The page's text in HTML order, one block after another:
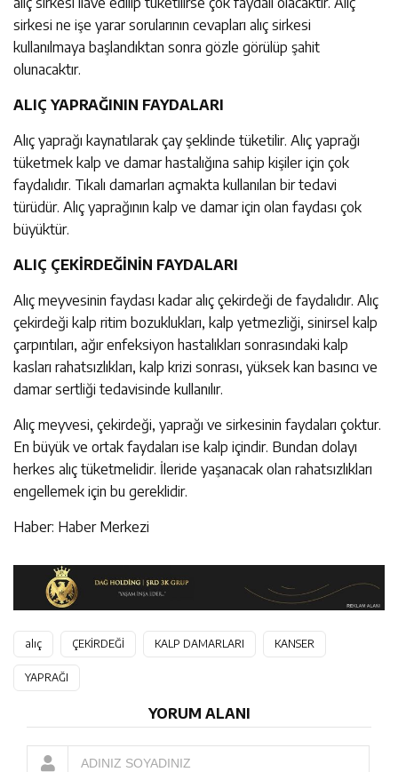
sirkesi ne işe yarar sorularının cevapları alıç sirkesi
kullanılmaya başlandıktan sonra gözle görülüp şahit
olunacaktır.
ALIÇ YAPRAĞININ FAYDALARI
Alıç yaprağı kaynatılarak çay şeklinde tüketilir. Alıç yaprağı
tüketmek kalp ve damar hastalığına sahip kişiler için çok
faydalıdır. Tıkalı damarları açmakta kullanılan bir tedavi
türüdür. Alıç yaprağının kalp ve damar için olan faydası çok
büyüktür.
ALIÇ ÇEKİRDEĞİNİN FAYDALARI
Alıç meyvesinin faydası kadar alıç çekirdeği de faydalıdır. Alıç
çekirdeği kalp ritim bozuklukları, kalp yetmezliği, sinirsel kalp
çarpıntıları, ağır enfeksiyon hastalıkları sonrasındaki kalp
kasları rahatsızlıkları, kalp krizi sonrası, yüksek kan basıncı ve
damar sertliği tedavisinde kullanılır.
Alıç meyvesi, çekirdeği, yaprağı ve sirkesinin faydaları çoktur.
En büyük ve ortak faydaları ise kalp içindir. Bundan dolayı
herkes alıç tüketmelidir. İleride yaşanacak olan rahatsızlıkları
engellemek için bu gereklidir.
Haber: Haber Merkezi
alıç ÇEKİRDEĞİ KALP DAMARLARI KANSER
YAPRAĞI
YORUM ALANI